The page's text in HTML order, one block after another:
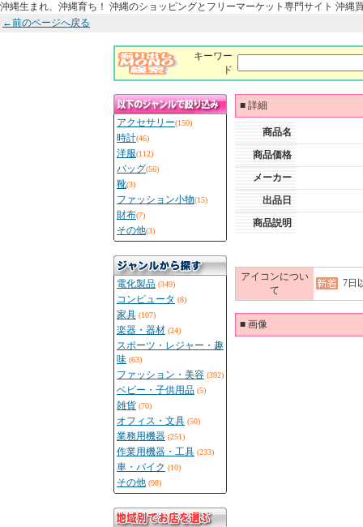
沖縄生まれ、沖縄育ち！ 沖縄のショッピングとフリーマーケット専門サイト 沖縄
←前のページへ戻る
キーワー
ド
アクセサリー(150)
時計(46)
洋服(112)
バッグ(56)
靴(3)
ファッション小物(15)
財布(7)
その他(3)
電化製品 (349)
コンピュータ (8)
家具 (107)
楽器・器材 (24)
スポーツ・レジャー・趣
味 (63)
ファッション・美容 (392)
ベビー・子供用品 (5)
雑貨 (70)
オフィス・文具 (50)
業務用機器 (251)
作業用機器・工具 (233)
車・バイク (10)
その他 (98)
■ 詳細
商品名
商品価格
メーカー
出品日
商品説明
アイコンについ
て
7日
■ 画像